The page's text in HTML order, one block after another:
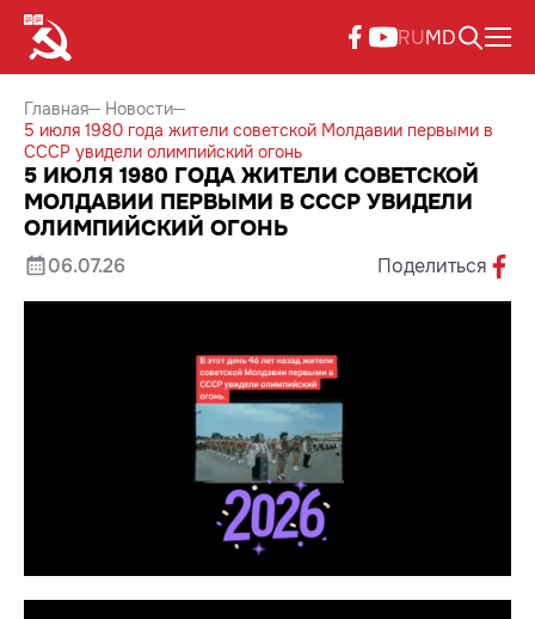
RUMD
Главная
Новости
5 июля 1980 года жители советской Молдавии первыми в
СССР увидели олимпийский огонь
5 ИЮЛЯ 1980 ГОДА ЖИТЕЛИ СОВЕТСКОЙ
МОЛДАВИИ ПЕРВЫМИ В СССР УВИДЕЛИ
ОЛИМПИЙСКИЙ ОГОНЬ
06.07.26 Поделиться